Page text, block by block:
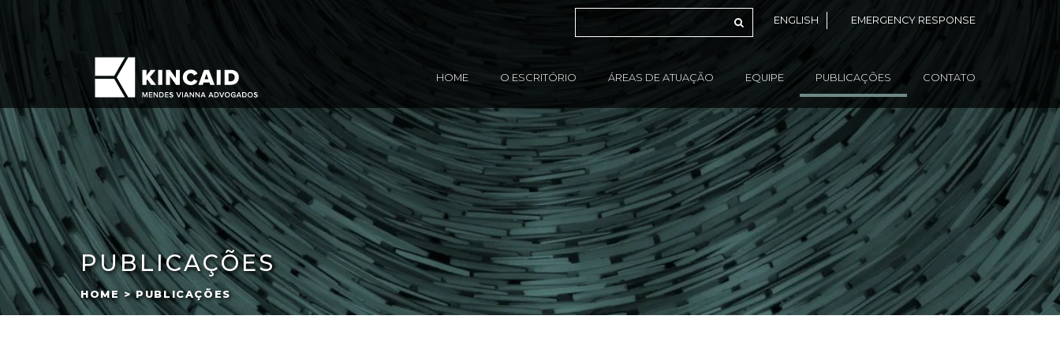
ENGLISH EMERGENCY RESPONSE
HOME O ESCRITÓRIO ÁREAS DE ATUAÇÃO EQUIPE PUBLICAÇÕES CONTATO
PUBLICAÇÕES
HOME > PUBLICAÇÕES